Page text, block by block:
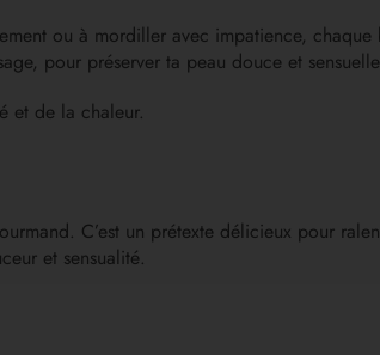
ou à mordiller avec impatience,
pour préserver ta peau douce et
et de la chaleur.
C’est un prétexte délicieux pour
et sensualité.